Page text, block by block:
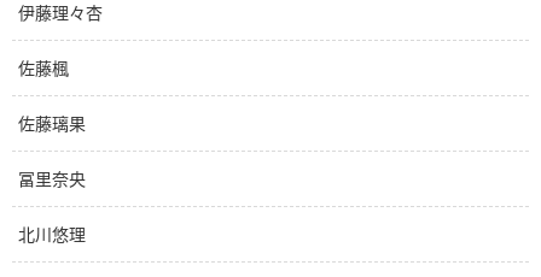
伊藤理々杏
佐藤楓
佐藤璃果
冨里奈央
北川悠理